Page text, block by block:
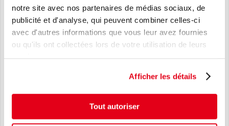
notre site avec nos partenaires de médias sociaux, de
publicité et d'analyse, qui peuvent combiner celles-ci
avec d'autres informations que vous leur avez fournies
ou qu'ils ont collectées lors de votre utilisation de leurs
Afficher les détails
Tout autoriser
AJOUTER À LA LISTE D'ENVIES
NOUVEAU
LE TPMS, EN TOUTE SIMPLICITÉ.
Je découvre